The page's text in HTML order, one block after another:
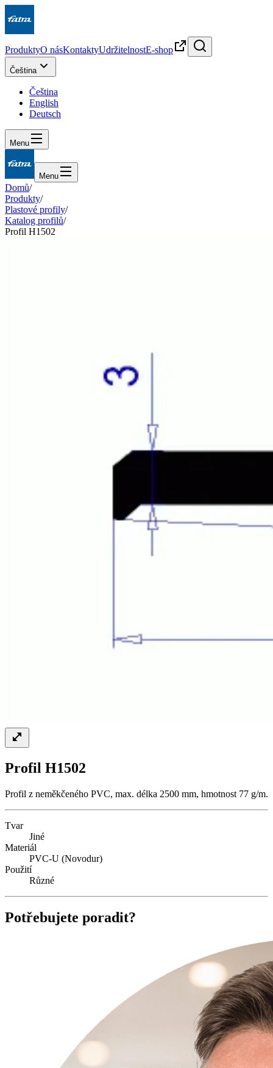
ProduktyO násKontaktyUdržitelnostE-shop
Čeština
Čeština
English
Deutsch
Menu
Menu
Domů/
Produkty/
Plastové profily/
Katalog profilů/
Profil H1502
Profil H1502
Profil z neměkčeného PVC, max. délka 2500 mm, hmotnost 77 g/m.
Tvar
Jiné
Materiál
PVC-U (Novodur)
Použití
Různé
Potřebujete poradit?